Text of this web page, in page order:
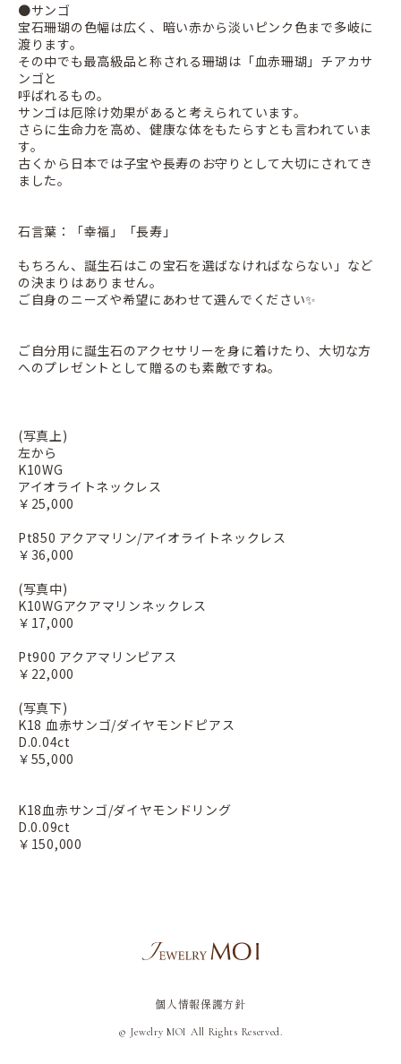
●サンゴ
宝石珊瑚の色幅は広く、暗い赤から淡いピンク色まで多岐に
渡ります。
その中でも最高級品と称される珊瑚は「血赤珊瑚」チアカサ
ンゴと
呼ばれるもの。
サンゴは厄除け効果があると考えられています。
さらに生命力を高め、健康な体をもたらすとも言われていま
す。
古くから日本では子宝や長寿のお守りとして大切にされてき
ました。
石言葉：「幸福」「長寿」
もちろん、誕生石はこの宝石を選ばなければならない」など
の決まりはありません。
ご自身のニーズや希望にあわせて選んでください✨
ご自分用に誕生石のアクセサリーを身に着けたり、大切な方
へのプレゼントとして贈るのも素敵ですね。
(写真上)
左から
K10WG
アイオライトネックレス
￥25,000
Pt850 アクアマリン/アイオライトネックレス
￥36,000
(写真中)
K10WGアクアマリンネックレス
￥17,000
Pt900 アクアマリンピアス
￥22,000
(写真下)
K18 血赤サンゴ/ダイヤモンドピアス
D.0.04ct
￥55,000
K18血赤サンゴ/ダイヤモンドリング
D.0.09ct
￥150,000
個人情報保護方針
© Jewelry MOI All Rights Reserved.